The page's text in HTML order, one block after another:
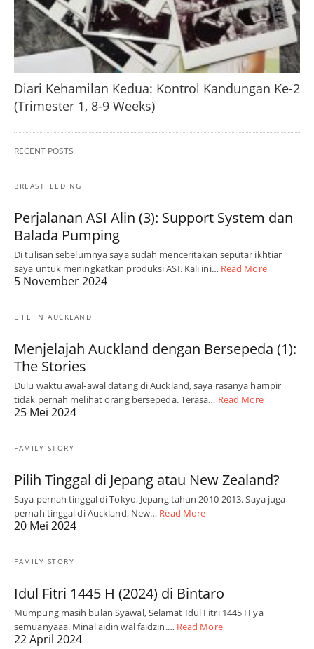
Diari Kehamilan Kedua: Kontrol Kandungan Ke-2
(Trimester 1, 8-9 Weeks)
RECENT POSTS
BREASTFEEDING
Perjalanan ASI Alin (3): Support System dan
Balada Pumping
Di tulisan sebelumnya saya sudah menceritakan seputar ikhtiar
saya untuk meningkatkan produksi ASI. Kali ini… Read More
5 November 2024
LIFE IN AUCKLAND
Menjelajah Auckland dengan Bersepeda (1):
The Stories
Dulu waktu awal-awal datang di Auckland, saya rasanya hampir
tidak pernah melihat orang bersepeda. Terasa… Read More
25 Mei 2024
FAMILY STORY
Pilih Tinggal di Jepang atau New Zealand?
Saya pernah tinggal di Tokyo, Jepang tahun 2010-2013. Saya juga
pernah tinggal di Auckland, New… Read More
20 Mei 2024
FAMILY STORY
Idul Fitri 1445 H (2024) di Bintaro
Mumpung masih bulan Syawal, Selamat Idul Fitri 1445 H ya
semuanyaaa. Minal aidin wal faidzin.… Read More
22 April 2024